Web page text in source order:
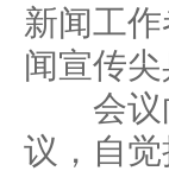
新闻工
闻宣传尖
会议向
议，自